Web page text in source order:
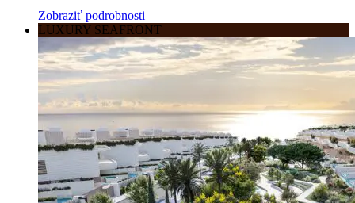
Zobraziť podrobnosti
LUXURY SEAFRONT